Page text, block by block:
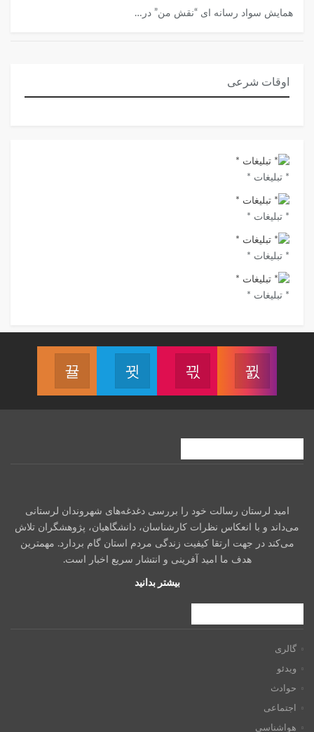
همایش سواد رسانه ای “نقش من” در…
اوقات شرعی
* تبلیغات *
* تبلیغات *
* تبلیغات *
* تبلیغات *
امید لرستان رسالت خود را بررسی دغدغه‌های شهروندان لرستانی
می‌داند و با انعکاس نظرات کارشناسان، دانشگاهیان، پژوهشگران تلاش
می‌کند در جهت ارتقا کیفیت زندگی مردم استان گام بردارد. مهمترین
هدف ما امید آفرینی و انتشار سریع اخبار است.
بیشتر بدانید
گالری
ویدئو
حوادث
اجتماعی
هواشناسی